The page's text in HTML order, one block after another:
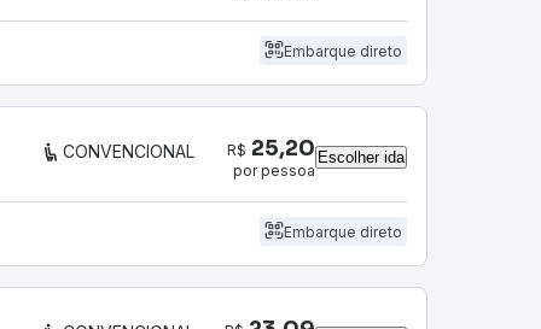
Embarque direto
CONVENCIONAL R$ 25,20
por pessoa
Escolher ida
Embarque direto